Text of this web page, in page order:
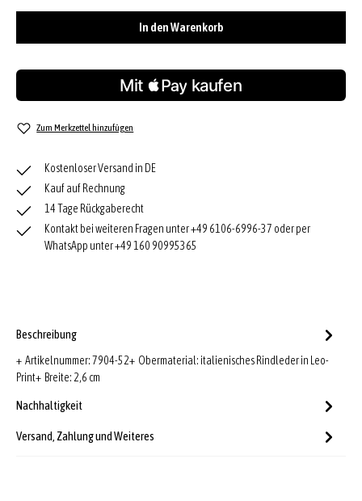
In den Warenkorb
Zum Merkzettel hinzufügen
Kostenloser Versand in DE
Kauf auf Rechnung
14 Tage Rückgaberecht
Kontakt bei weiteren Fragen unter +49 6106-6996-37 oder per
WhatsApp unter +49 160 90995365
Beschreibung
+ Artikelnummer: 7904-52+ Obermaterial: italienisches Rindleder in Leo-
Print+ Breite: 2,6 cm
Nachhaltigkeit
Versand, Zahlung und Weiteres